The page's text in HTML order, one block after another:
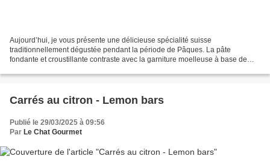
Aujourd’hui, je vous présente une délicieuse spécialité suisse
traditionnellement dégustée pendant la période de Pâques. La pâte
fondante et croustillante contraste avec la garniture moelleuse à base de
Carrés au citron - Lemon bars
Publié le 29/03/2025 à 09:56
Par Le Chat Gourmet